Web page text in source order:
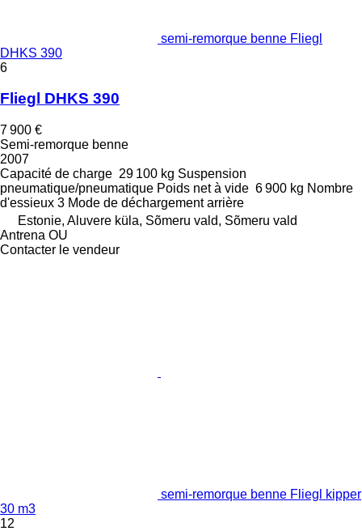
semi-remorque benne Fliegl
DHKS 390
6
Fliegl DHKS 390
7 900 €
Semi-remorque benne
2007
Capacité de charge 29 100 kg Suspension
pneumatique/pneumatique Poids net à vide 6 900 kg Nombre
d'essieux 3 Mode de déchargement arrière
Estonie, Aluvere küla, Sõmeru vald, Sõmeru vald
Antrena OU
Contacter le vendeur
semi-remorque benne Fliegl kipper
30 m3
12